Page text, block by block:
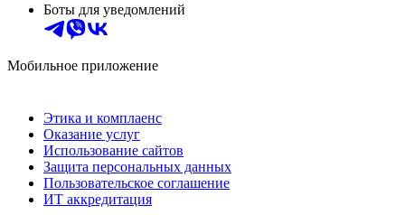
Боты для уведомлений
Мобильное приложение
Этика и комплаенс
Оказание услуг
Использование сайтов
Защита персональных данных
Пользовательское соглашение
ИТ аккредитация